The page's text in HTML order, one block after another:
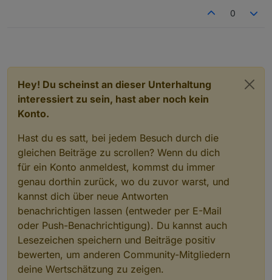
0
Hey! Du scheinst an dieser Unterhaltung
interessiert zu sein, hast aber noch kein
Konto.
Hast du es satt, bei jedem Besuch durch die
gleichen Beiträge zu scrollen? Wenn du dich
für ein Konto anmeldest, kommst du immer
genau dorthin zurück, wo du zuvor warst, und
kannst dich über neue Antworten
benachrichtigen lassen (entweder per E-Mail
oder Push-Benachrichtigung). Du kannst auch
Lesezeichen speichern und Beiträge positiv
bewerten, um anderen Community-Mitgliedern
deine Wertschätzung zu zeigen.